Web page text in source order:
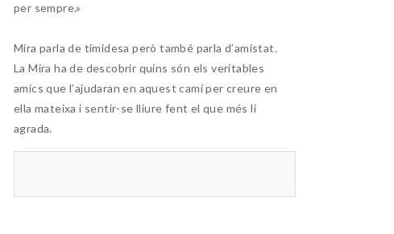
per sempre.»
Mira parla de timidesa però també parla d’amistat.
La Mira ha de descobrir quins són els veritables
amics que l’ajudaran en aquest camí per creure en
ella mateixa i sentir-se lliure fent el que més li
agrada.